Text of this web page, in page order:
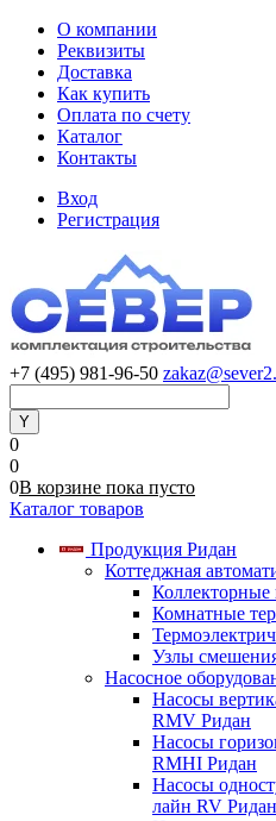
О компании
Реквизиты
Доставка
Как купить
Оплата по счету
Каталог
Контакты
Вход
Регистрация
+7 (495) 981-96-50
0
0
0В корзине пока пусто
Каталог товаров
Продукция Ридан
Коттеджная
Комнатные
Узлы
Насосное
Насосы
RMV Ридан
Насосы
RMHI Ридан
Насосы
лайн RV Ридан